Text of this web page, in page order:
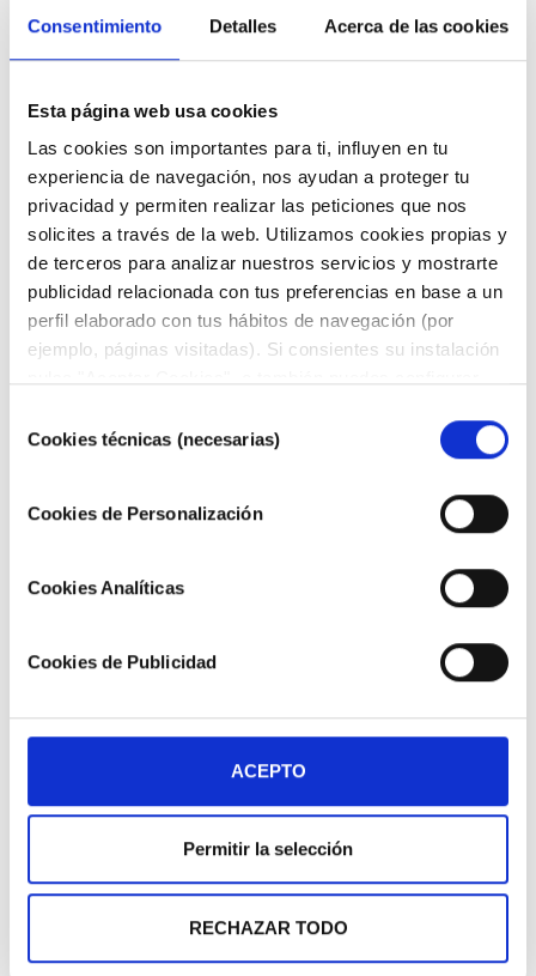
Consentimiento Detalles Acerca de las cookies
Esta página web usa cookies
Las cookies son importantes para ti, influyen en tu
experiencia de navegación, nos ayudan a proteger tu
privacidad y permiten realizar las peticiones que nos
solicites a través de la web. Utilizamos cookies propias y
de terceros para analizar nuestros servicios y mostrarte
publicidad relacionada con tus preferencias en base a un
perfil elaborado con tus hábitos de navegación (por
ejemplo, páginas visitadas). Si consientes su instalación
información en nuestraPolítica de Cookies"
deCookies técnicas (necesarias)
Cookies de Personalización
Cookies Analíticas
Cookies de Publicidad
ACEPTO
Permitir la selección
RECHAZAR TODO
Cosmética.
etileno y radiación gamma.
Tubos extruidos de silicona. Peróxido calidad alimentaria, bebidas,
vending, Vapor a baja presión, Protección y revestimiento. Certificado
FDA. Platinum cured (curado platino) para Industria Farmacéutica.
Química general. Industria Alimentaria. Máquinas Vending. Cosmética.
Bombas peristálticas. Esterilizable por vapor, calor seco, óxido de etileno
y radiación gamma. USP Class VI. FDA 21 CFR 177.2600. NSF - 51. ISO
10933. US-FDA (DFM #26201). European Pharmacopoeia 3.1.9 para
siliconas. Phatalate/Bis-phenol Free COA. TSE/BSE. German BfRxv.
ROHS. France Arrete du 25. Certificado de laboratorio. De Conformidad.
Fabricado y embalado en sala blanca certificada ISO (Class 7). Datos
extraíbles y lixiviables disponibles bajo petición.
DESCARGAR FICHA PARA VER TODA LA
GAMA COMPLETA